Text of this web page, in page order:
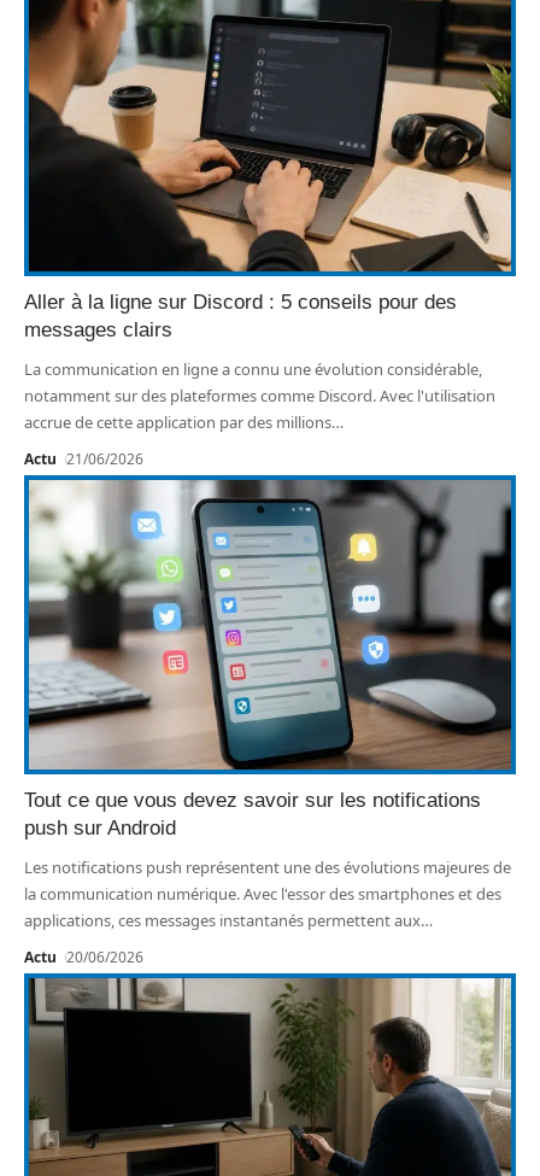
Aller à la ligne sur Discord : 5 conseils pour des
messages clairs
La communication en ligne a connu une évolution considérable,
notamment sur des plateformes comme Discord. Avec l'utilisation
accrue de cette application par des millions…
Actu 21/06/2026
Tout ce que vous devez savoir sur les notifications
push sur Android
Les notifications push représentent une des évolutions majeures de
la communication numérique. Avec l'essor des smartphones et des
applications, ces messages instantanés permettent aux…
Actu 20/06/2026